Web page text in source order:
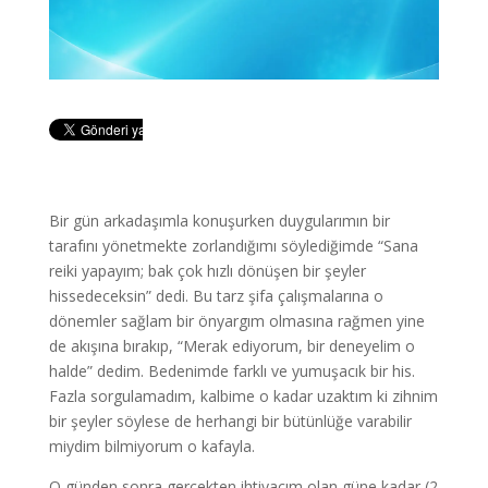
Bir gün arkadaşımla konuşurken duygularımın bir
tarafını yönetmekte zorlandığımı söylediğimde “Sana
reiki yapayım; bak çok hızlı dönüşen bir şeyler
hissedeceksin” dedi. Bu tarz şifa çalışmalarına o
dönemler sağlam bir önyargım olmasına rağmen yine
de akışına bırakıp, “Merak ediyorum, bir deneyelim o
halde” dedim. Bedenimde farklı ve yumuşacık bir his.
Fazla sorgulamadım, kalbime o kadar uzaktım ki zihnim
bir şeyler söylese de herhangi bir bütünlüğe varabilir
miydim bilmiyorum o kafayla.